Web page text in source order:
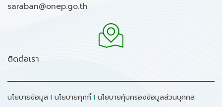
saraban@onep.go.th
ติดต่อเรา
นโยบายข้อมูล I นโยบายคุกกี้ I นโยบายคุ้มครองข้อมูลส่วนบุคคล